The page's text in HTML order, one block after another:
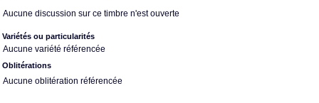
Aucune discussion sur ce timbre n'est ouverte
Variétés ou particularités
Aucune variété référencée
Oblitérations
Aucune oblitération référencée